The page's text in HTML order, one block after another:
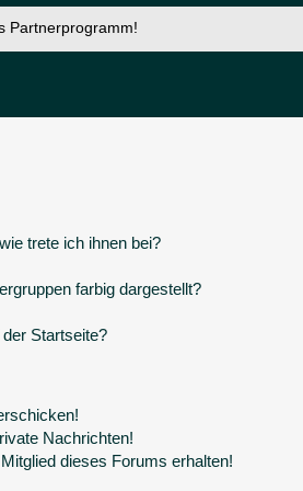
Partnerprogramm!
trete ich ihnen bei?
farbig dargestellt?
der Startseite?
Nachrichten!
dieses Forums erhalten!